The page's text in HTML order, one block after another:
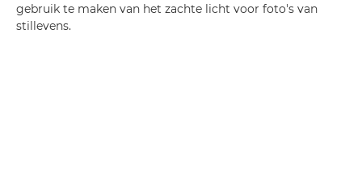
gebruik te maken van het zachte licht voor foto's van
stillevens.